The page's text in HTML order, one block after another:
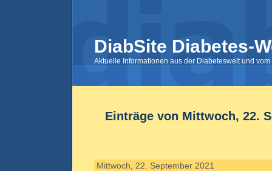
DiabSite Diabetes-
Aktuelle Informationen aus der Diabeteswelt und
Einträge von Mittwoch, 22.
Mittwoch, 22. September 2021